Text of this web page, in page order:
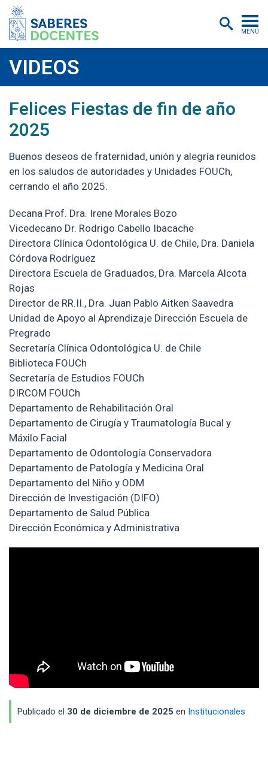
MENÚ
Postítulos y diplomados
Asistencias educativas
Publicaciones
Quiénes somos
Inscripciones
Certificados digitales
VIDEOS
Felices Fiestas de fin de año
2025
Buenos deseos de fraternidad, unión y alegría reunidos
en los saludos de autoridades y Unidades FOUCh,
cerrando el año 2025.
Decana Prof. Dra. Irene Morales Bozo
Vicedecano Dr. Rodrigo Cabello Ibacache
Directora Clínica Odontológica U. de Chile, Dra. Daniela
Córdova Rodríguez
Directora Escuela de Graduados, Dra. Marcela Alcota
Rojas
Director de RR.II., Dra. Juan Pablo Aitken Saavedra
Unidad de Apoyo al Aprendizaje Dirección Escuela de
Pregrado
Secretaría Clínica Odontológica U. de Chile
Biblioteca FOUCh
Secretaría de Estudios FOUCh
DIRCOM FOUCh
Departamento de Rehabilitación Oral
Departamento de Cirugía y Traumatología Bucal y
Máxilo Facial
Departamento de Odontología Conservadora
Departamento de Patología y Medicina Oral
Departamento del Niño y ODM
Dirección de Investigación (DIFO)
Departamento de Salud Pública
Dirección Económica y Administrativa
Publicado el 30 de diciembre de 2025 en Institucionales